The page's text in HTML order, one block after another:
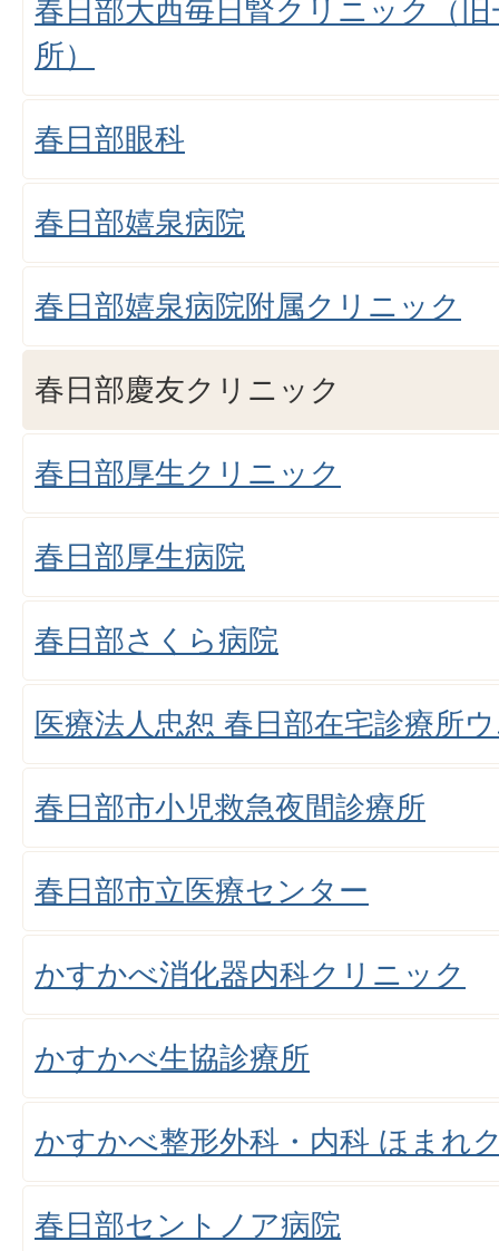
春日部大西毎日腎クリニック（
所）
春日部眼科
春日部嬉泉病院
春日部嬉泉病院附属クリニック
春日部慶友クリニック
春日部厚生クリニック
春日部厚生病院
春日部さくら病院
医療法人忠恕 春日部在宅診療所
春日部市小児救急夜間診療所
春日部市立医療センター
かすかべ消化器内科クリニック
かすかべ生協診療所
かすかべ整形外科・内科 ほまれ
春日部セントノア病院